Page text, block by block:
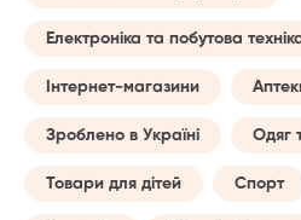
Електроніка та побутова
Інтернет-магазини
Зроблено в Україні Одяг
Товари для дітей Спорт